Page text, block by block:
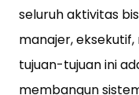
seluruh aktivitas
manajer,
tujuan-tujuan ini
membangun